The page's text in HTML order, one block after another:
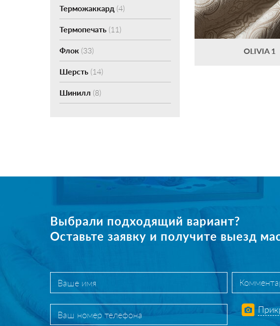
Терможаккард (4)
Термопечать(11)
Флок (33)
Шерсть(14)
Шинилл (8)
OLIVIA 1
Выбрали подходящий вариант?
Оставьте заявку и получите выезд